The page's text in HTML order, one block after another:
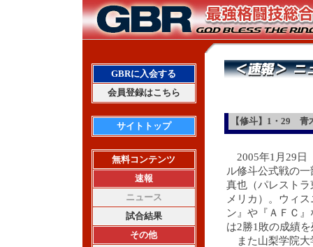
GBRに入会する
会員登録はこちら
サイトトップ
無料コンテンツ
速報
ニュース
試合結果
その他
【修斗】1・29 青
2005年1月29日
ル修斗公式戦の
真也（パレスト
メリカ）。ウィ
ン』や『ＡＦＣ
は2勝1敗の成績
また山梨学院大